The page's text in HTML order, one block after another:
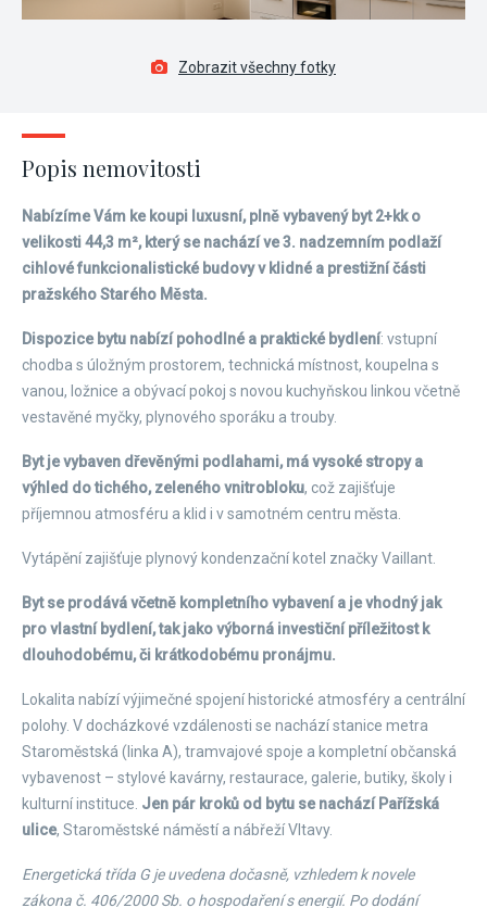
Zobrazit všechny fotky
Popis nemovitosti
Nabízíme Vám ke koupi luxusní, plně vybavený byt 2+kk o
velikosti 44,3 m², který se nachází ve 3. nadzemním podlaží
cihlové funkcionalistické budovy v klidné a prestižní části
pražského Starého Města.
Dispozice bytu nabízí pohodlné a praktické bydlení: vstupní
chodba s úložným prostorem, technická místnost, koupelna s
vanou, ložnice a obývací pokoj s novou kuchyňskou linkou včetně
vestavěné myčky, plynového sporáku a trouby.
Byt je vybaven dřevěnými podlahami, má vysoké stropy a
výhled do tichého, zeleného vnitrobloku, což zajišťuje
příjemnou atmosféru a klid i v samotném centru města.
Vytápění zajišťuje plynový kondenzační kotel značky Vaillant.
Byt se prodává včetně kompletního vybavení a je vhodný jak
pro vlastní bydlení, tak jako výborná investiční příležitost k
dlouhodobému, či krátkodobému pronájmu.
Lokalita nabízí výjimečné spojení historické atmosféry a centrální
polohy. V docházkové vzdálenosti se nachází stanice metra
Staroměstská (linka A), tramvajové spoje a kompletní občanská
vybavenost – stylové kavárny, restaurace, galerie, butiky, školy i
kulturní instituce. Jen pár kroků od bytu se nachází Pařížská
ulice, Staroměstské náměstí a nábřeží Vltavy.
Energetická třída G je uvedena dočasně, vzhledem k novele
zákona č. 406/2000 Sb. o hospodaření s energií. Po dodání